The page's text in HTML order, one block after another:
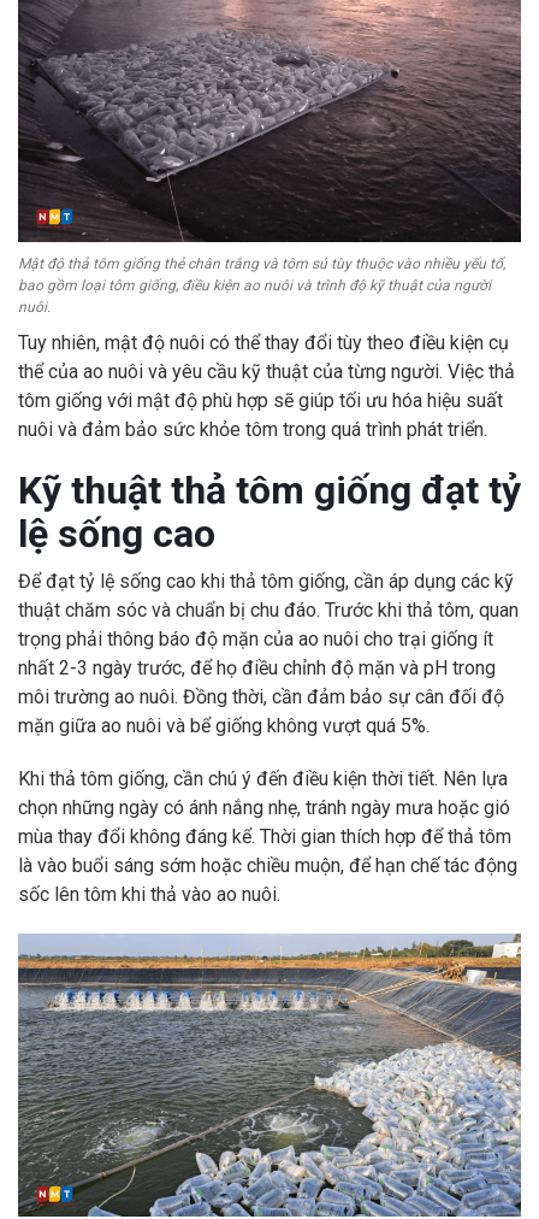
Mật độ thả tôm giống thẻ chân trắng và tôm sú tùy thuộc vào nhiều yếu tố,
bao gồm loại tôm giống, điều kiện ao nuôi và trình độ kỹ thuật của người
nuôi.
Tuy nhiên, mật độ nuôi có thể thay đổi tùy theo điều kiện cụ
thể của ao nuôi và yêu cầu kỹ thuật của từng người. Việc thả
tôm giống với mật độ phù hợp sẽ giúp tối ưu hóa hiệu suất
nuôi và đảm bảo sức khỏe tôm trong quá trình phát triển.
Kỹ thuật thả tôm giống đạt tỷ
lệ sống cao
Để đạt tỷ lệ sống cao khi thả tôm giống, cần áp dụng các kỹ
thuật chăm sóc và chuẩn bị chu đáo. Trước khi thả tôm, quan
trọng phải thông báo độ mặn của ao nuôi cho trại giống ít
nhất 2-3 ngày trước, để họ điều chỉnh độ mặn và pH trong
môi trường ao nuôi. Đồng thời, cần đảm bảo sự cân đối độ
mặn giữa ao nuôi và bể giống không vượt quá 5%.
Khi thả tôm giống, cần chú ý đến điều kiện thời tiết. Nên lựa
chọn những ngày có ánh nắng nhẹ, tránh ngày mưa hoặc gió
mùa thay đổi không đáng kể. Thời gian thích hợp để thả tôm
là vào buổi sáng sớm hoặc chiều muộn, để hạn chế tác động
sốc lên tôm khi thả vào ao nuôi.